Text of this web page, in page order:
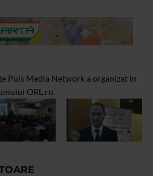
Puls Media Network a organizat in
ORL.ro.